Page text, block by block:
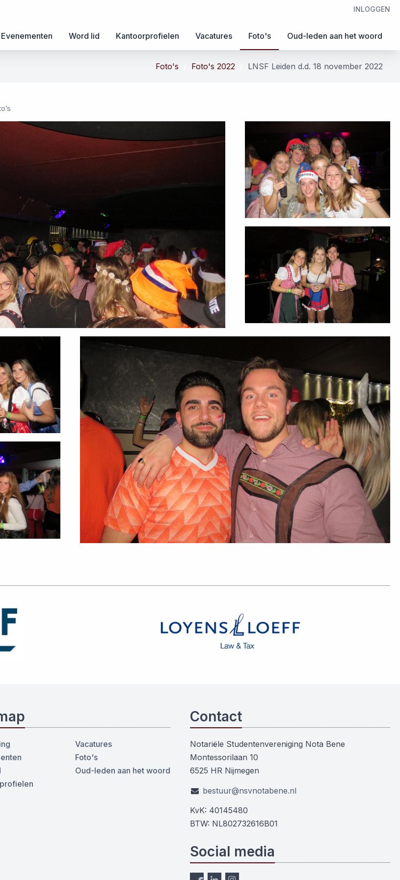
INLOGGEN
Evenementen Word lid Kantoorprofielen Vacatures Foto's Oud-leden aan het woord
Foto's Foto's 2022 LNSF Leiden d.d. 18 november 2022
Vacatures
Foto's
Oud-leden aan het woord
Contact
Notariële Studentenvereniging Nota Bene
Montessorilaan 10
6525 HR Nijmegen
bestuur@nsvnotabene.nl
KvK: 40145480
BTW: NL802732616B01
Social media